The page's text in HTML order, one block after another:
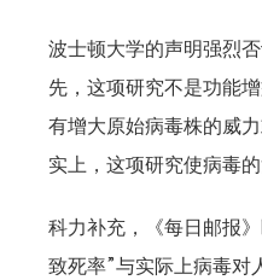
波士顿大学的声明强烈
先，这项研究不是功能
有增大原始病毒株的威
实上，这项研究使病毒
科力补充，《每日邮报
致死率”与实际上病毒对